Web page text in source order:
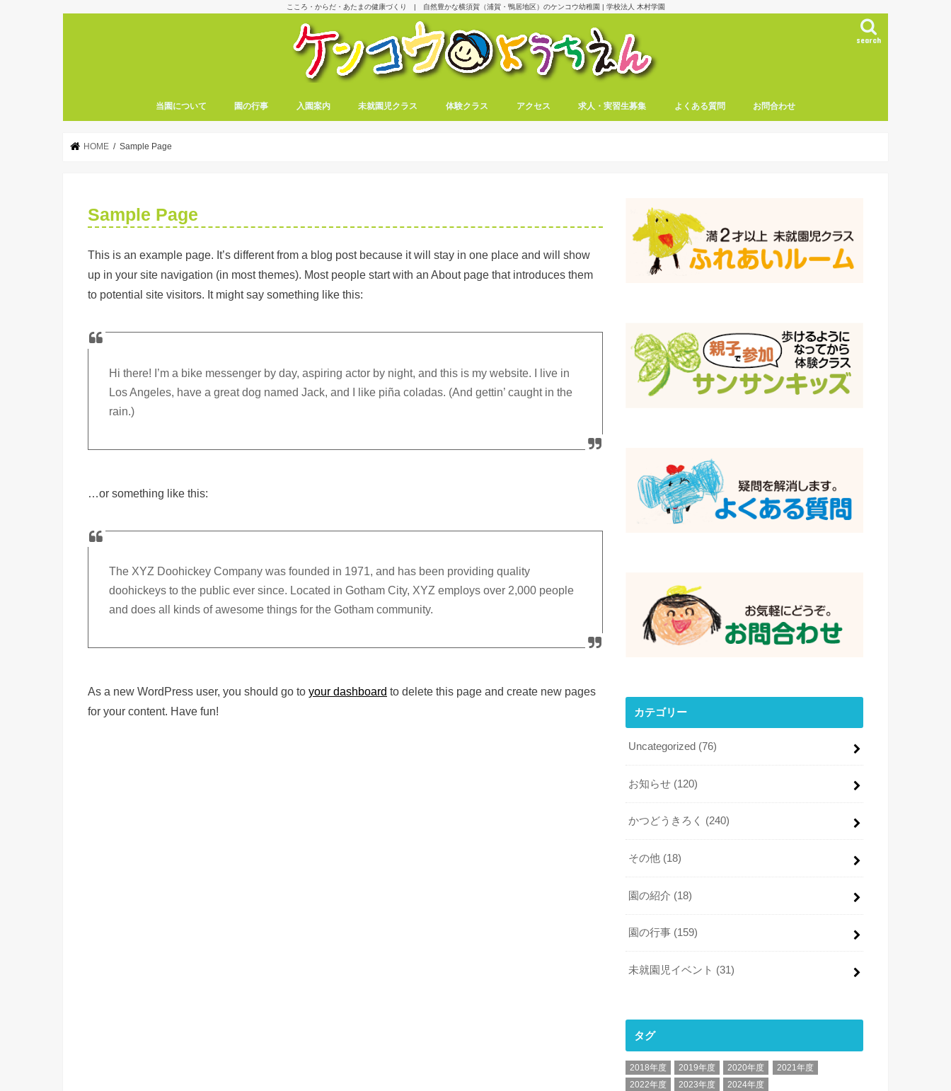
こころ・からだ・あたまの健康づくり | 自然豊かな横須賀（浦賀・鴨居地区）のケンコウ幼稚園 | 学校法人 木村学園
search
当園について 園の行事 入園案内 未就園児クラス 体験クラス アクセス 求人・実習生募集 よくある質問 お問合わせ
HOME Sample Page
Sample Page
This is an example page. It’s different from a blog post because it will stay in one place and will show
up in your site navigation (in most themes). Most people start with an About page that introduces them
to potential site visitors. It might say something like this:
Hi there! I’m a bike messenger by day, aspiring actor by night, and this is my website. I live in
Los Angeles, have a great dog named Jack, and I like piña coladas. (And gettin’ caught in the
rain.)
…or something like this:
The XYZ Doohickey Company was founded in 1971, and has been providing quality
doohickeys to the public ever since. Located in Gotham City, XYZ employs over 2,000 people
and does all kinds of awesome things for the Gotham community.
As a new WordPress user, you should go to your dashboard to delete this page and create new pages
for your content. Have fun!
カテゴリー
Uncategorized (76)
お知らせ (120)
かつどうきろく (240)
その他 (18)
園の紹介 (18)
園の行事 (159)
未就園児イベント (31)
タグ
2018年度 2019年度 2020年度
2021年度
2022年度
2023年度
2024年度